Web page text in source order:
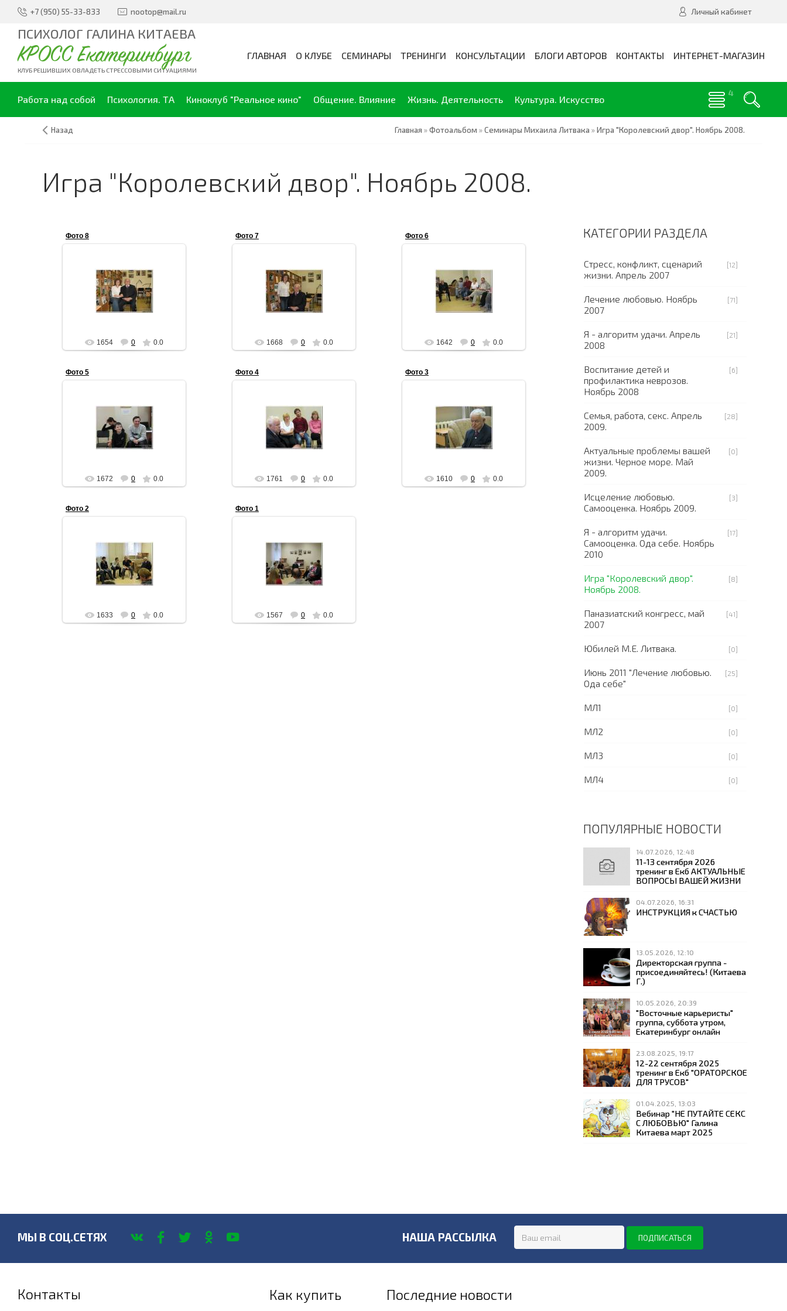
+7 (950) 55-33-833 nootop@mail.ru Личный кабинет
ПСИХОЛОГ ГАЛИНА КИТАЕВА
КРОСС Екатеринбург
КЛУБ РЕШИВШИХ ОВЛАДЕТЬ СТРЕССОВЫМИ СИТУАЦИЯМИ
ГЛАВНАЯ О КЛУБЕ СЕМИНАРЫ ТРЕНИНГИ КОНСУЛЬТАЦИИ БЛОГИ АВТОРОВ КОНТАКТЫ ИНТЕРНЕТ-МАГАЗИН
Работа над собой Психология. ТА Киноклуб "Реальное кино" Общение. Влияние Жизнь. Деятельность Культура. Искусство
Назад Главная »Фотоальбом »Семинары Михаила Литвака »Игра "Королевский двор". Ноябрь 2008.
Игра "Королевский двор". Ноябрь 2008.
Фото 8
30.05.2011
АЧ
1654 0 0.0
Фото 7
30.05.2011
АЧ
1668 0 0.0
Фото 6
30.05.2011
АЧ
1642 0 0.0
Фото 5
30.05.2011
АЧ
1672 0 0.0
Фото 4
30.05.2011
АЧ
1761 0 0.0
Фото 3
30.05.2011
АЧ
1610 0 0.0
Фото 2
30.05.2011
АЧ
1633 0 0.0
Фото 1
30.05.2011
АЧ
1567 0 0.0
КАТЕГОРИИ РАЗДЕЛА
Стресс, конфликт, сценарий
жизни. Апрель 2007
[12]
Лечение любовью. Ноябрь
2007
[71]
Я - алгоритм удачи. Апрель
2008
[21]
Воспитание детей и
профилактика неврозов.
Ноябрь 2008
[6]
Семья, работа, секс. Апрель
2009.
[28]
Актуальные проблемы вашей
жизни. Черное море. Май
2009.
[0]
Исцеление любовью.
Самооценка. Ноябрь 2009.
[3]
Я - алгоритм удачи.
Самооценка. Ода себе. Ноябрь
2010
[17]
Игра "Королевский двор".
Ноябрь 2008.
[8]
Паназиатский конгресс, май
2007
[41]
Юбилей М.Е. Литвака. [0]
Июнь 2011 "Лечение любовью.
Ода себе"
[25]
МЛ1 [0]
МЛ2 [0]
МЛ3 [0]
МЛ4 [0]
ПОПУЛЯРНЫЕ НОВОСТИ
14.07.2026, 12:48
11-13 сентября 2026
тренинг в Екб АКТУАЛЬНЫЕ
ВОПРОСЫ ВАШЕЙ ЖИЗНИ
04.07.2026, 16:31
ИНСТРУКЦИЯ к СЧАСТЬЮ
13.05.2026, 12:10
Директорская группа -
присоединяйтесь! (Китаева
Г.)
10.05.2026, 20:39
"Восточные карьеристы"
группа, суббота утром,
Екатеринбург онлайн
23.08.2025, 19:17
12-22 сентября 2025
тренинг в Екб "ОРАТОРСКОЕ
ДЛЯ ТРУСОВ"
01.04.2025, 13:03
Вебинар "НЕ ПУТАЙТЕ СЕКС
С ЛЮБОВЬЮ" Галина
Китаева март 2025
МЫ В СОЦ.СЕТЯХ НАША РАССЫЛКА
Контакты Как купить Последние новости